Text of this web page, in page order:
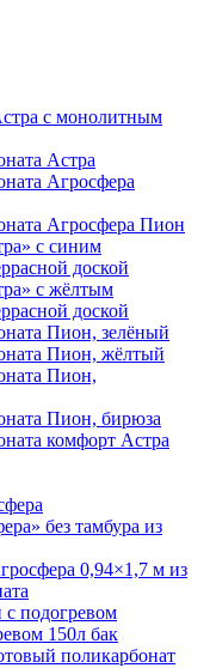
с монолитным
Астра
Агросфера
Агросфера Пион
с синим
доской
с жёлтым
доской
Пион, зелёный
Пион, жёлтый
Пион,
Пион, бирюза
комфорт Астра
без тамбура из
0,94×1,7 м из
подогревом
150л бак
поликарбонат